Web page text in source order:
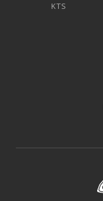
KTS